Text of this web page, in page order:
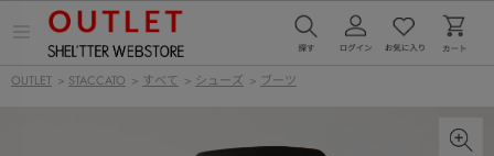
ー
OUTLET > STACCATO > すべて > シューズ > ブーツ